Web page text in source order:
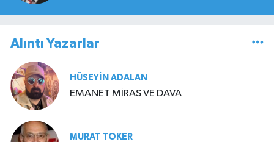
Alıntı Yazarlar
HÜSEYIN ADALAN
EMANET MİRAS VE DAVA
MURAT TOKER